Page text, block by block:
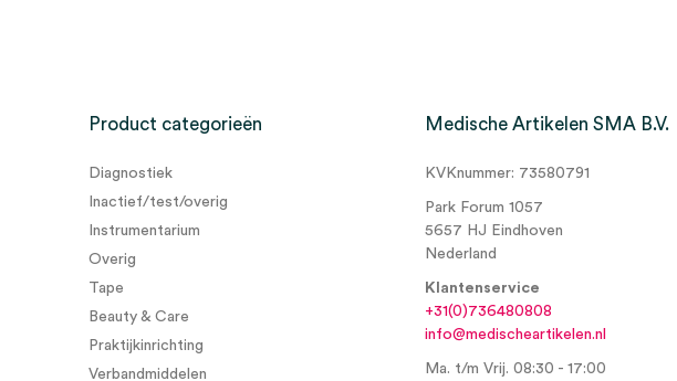
Product categorieën
Diagnostiek
Inactief/test/overig
Instrumentarium
Overig
Tape
Beauty & Care
Praktijkinrichting
Verbandmiddelen
Medische Artikelen SMA B.V.
KVKnummer: 73580791
Park Forum 1057
5657 HJ Eindhoven
Nederland
Klantenservice
+31(0)736480808
info@medischeartikelen.nl
Ma. t/m Vrij. 08:30 - 17:00